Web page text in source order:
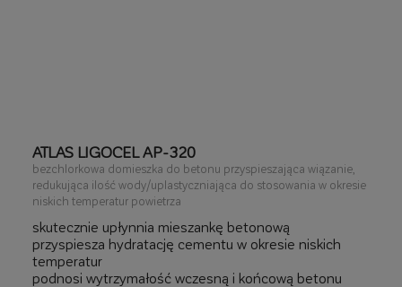
ATLAS LIGOCEL AP-320
bezchlorkowa domieszka do betonu przyspieszająca wiązanie,
redukująca ilość wody/uplastyczniająca do stosowania w okresie
niskich temperatur powietrza
skutecznie upłynnia mieszankę betonową
przyspiesza hydratację cementu w okresie niskich
temperatur
podnosi wytrzymałość wczesną i końcową betonu